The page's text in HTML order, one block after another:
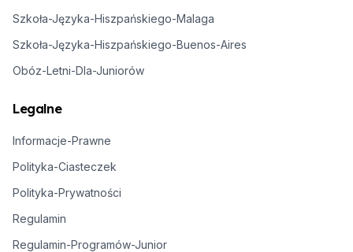
Szkoła-Języka-Hiszpańskiego-Malaga
Szkoła-Języka-Hiszpańskiego-Buenos-Aires
Obóz-Letni-Dla-Juniorów
Legalne
Informacje-Prawne
Polityka-Ciasteczek
Polityka-Prywatności
Regulamin
Regulamin-Programów-Junior